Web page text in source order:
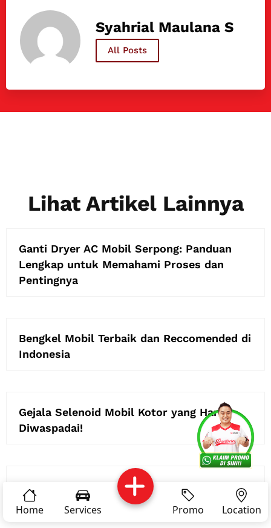
Services About Us
Reservasi Article
Home Services Promo Location
Syahrial Maulana S
All Posts
Lihat Artikel Lainnya
Ganti Dryer AC Mobil Serpong: Panduan
Lengkap untuk Memahami Proses dan
Pentingnya
Bengkel Mobil Terbaik dan Reccomended di
Indonesia
Gejala Selenoid Mobil Kotor yang Harus
Diwaspadai!
Tips Melintasi Jalanan Rusak dengan Aman
Sampai Tujuan